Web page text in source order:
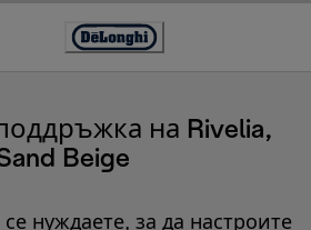
Accessibility
на Rivelia,
Beige
нуждаете, за да настроите